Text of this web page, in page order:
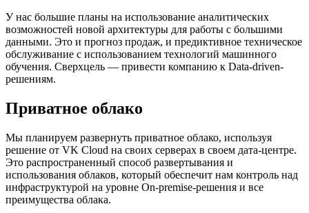
У нас большие планы на использование аналитических
возможностей новой архитектуры для работы с большими
данными. Это и прогноз продаж, и предиктивное техническое
обслуживание с использованием технологий машинного
обучения. Сверхцель — привести компанию к Data-driven-
решениям.
Приватное облако
Мы планируем развернуть приватное облако, используя
решение от VK Cloud на своих серверах в своем дата-центре.
Это распространенный способ развертывания и
использования облаков, который обеспечит нам контроль над
инфраструктурой на уровне On-premise-решения и все
преимущества облака.